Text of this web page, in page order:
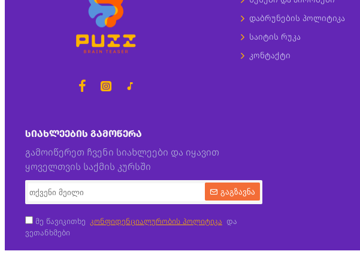
დაბრუნების პოლიტიკა
საიტის რუკა
კონტაქტი
ᲡᲘᲐᲮᲚᲔᲔᲑᲘᲡ ᲒᲐᲛᲝᲬᲔᲠᲐ
გამოიწერეთ ჩვენი სიახლეები და იყავით
ყოველთვის საქმის კურსში
გაგზავნა
მე წავიკითხე კონფიდენციალურობის პოლიტიკა და
ვეთანხმები